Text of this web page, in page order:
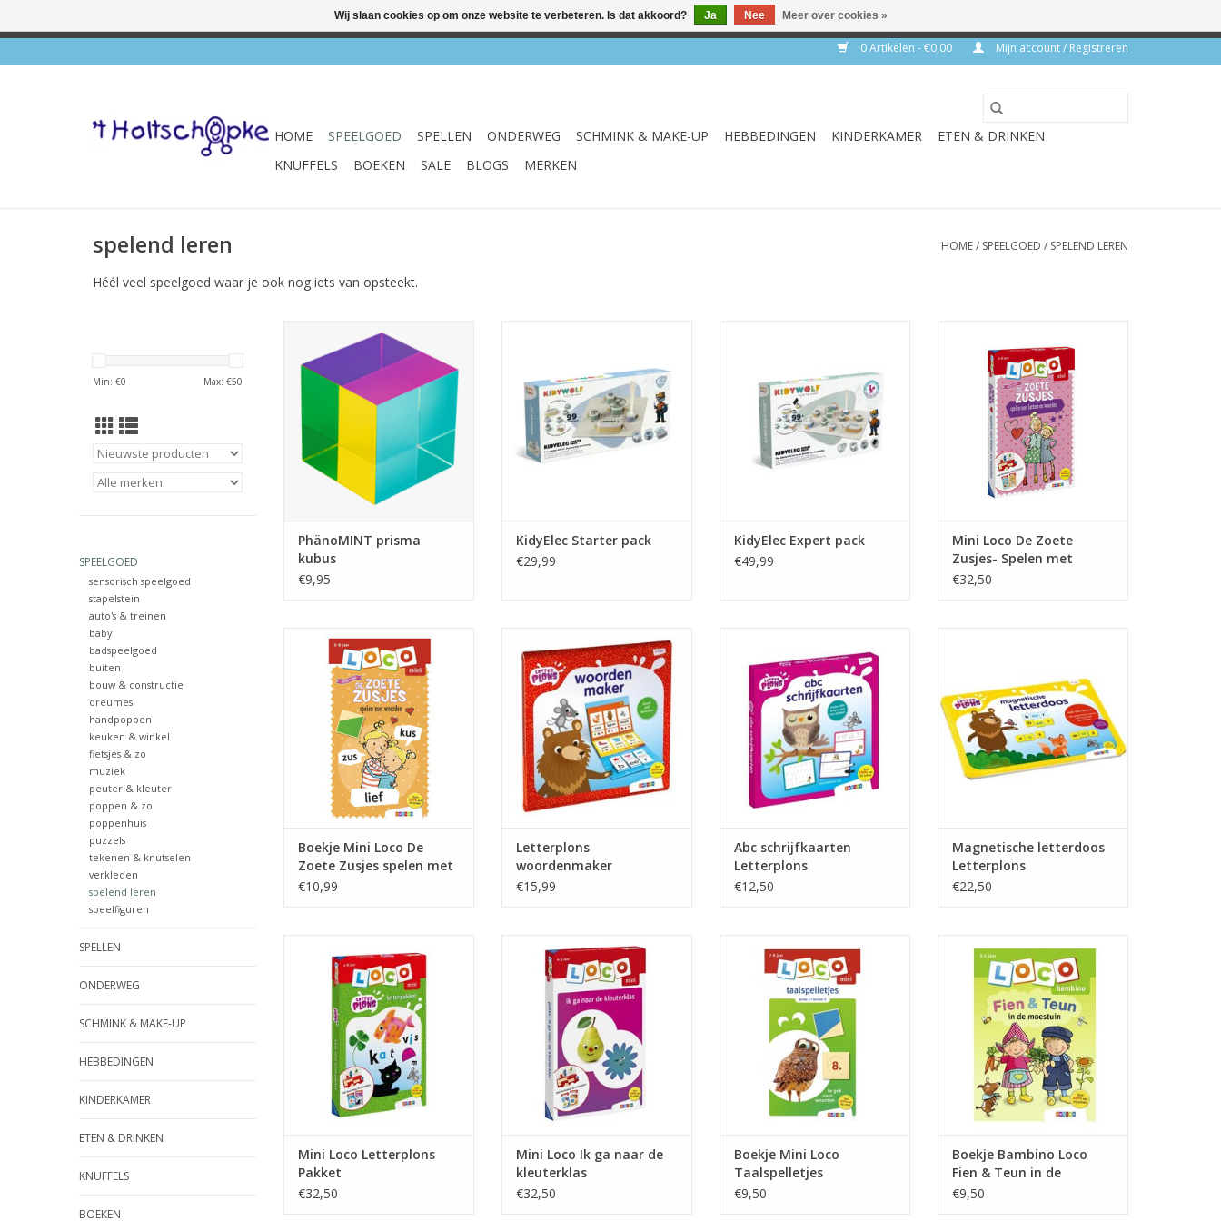
0 Artikelen - €0,00 Mijn account / Registreren
HOME SPEELGOED SPELLEN ONDERWEG SCHMINK & MAKE-UP HEBBEDINGEN KINDERKAMER
ETEN & DRINKEN
KNUFFELS
BOEKEN SALE BLOGS MERKEN
spelend leren HOME/ SPEELGOED / SPELEND LEREN
Héél veel speelgoed waar je ook nog iets van opsteekt.
Min: €0 Max: €50
SPEELGOED
sensorisch speelgoed
stapelstein
auto's & treinen
baby
badspeelgoed
buiten
bouw & constructie
dreumes
handpoppen
keuken & winkel
fietsjes & zo
muziek
peuter & kleuter
poppen & zo
poppenhuis
puzzels
tekenen & knutselen
verkleden
spelend leren
speelfiguren
SPELLEN
ONDERWEG
SCHMINK & MAKE-UP
HEBBEDINGEN
KINDERKAMER
ETEN & DRINKEN
KNUFFELS
BOEKEN
PhänoMINT prisma kubus
TOEVOEGEN AAN WINKELWAGEN
PhänoMINT prisma
kubus
€9,95
KidyElec Starter pack
€29,99
KidyElec Expert pack
€49,99
Spelen met letters en woorden
Pakket
TOEVOEGEN AAN WINKELWAGEN
Mini Loco De Zoete
Zusjes- Spelen met
letters en woorden
€32,50
Boekje Mini Loco De Zoete
Zusjes spelen met woorden
TOEVOEGEN AAN WINKELWAGEN
Boekje Mini Loco De
Zoete Zusjes spelen met
woorden
€10,99
Letterplons woordenmaker
TOEVOEGEN AAN WINKELWAGEN
Letterplons
woordenmaker
€15,99
TOEVOEGEN AAN WINKELWAGEN
Abc schrijfkaarten
Letterplons
€12,50
TOEVOEGEN AAN WINKELWAGEN
Magnetische letterdoos
Letterplons
€22,50
TOEVOEGEN AAN WINKELWAGEN
Mini Loco Letterplons
Pakket
€32,50
Mini Loco Ik ga naar de
kleuterklas
TOEVOEGEN AAN WINKELWAGEN
Mini Loco Ik ga naar de
kleuterklas
€32,50
TOEVOEGEN AAN WINKELWAGEN
Boekje Mini Loco
Taalspelletjes
€9,50
Teun in de moestuin
TOEVOEGEN AAN WINKELWAGEN
Boekje Bambino Loco
Fien & Teun in de
moestuin
€9,50
Wij slaan cookies op om onze website te verbeteren. Is dat akkoord? Ja Nee Meer over cookies »
✔ Winkel & webshop ✔ Gratis verzenden vanaf €75 ✔ Levertijd 1-3 werkdagen